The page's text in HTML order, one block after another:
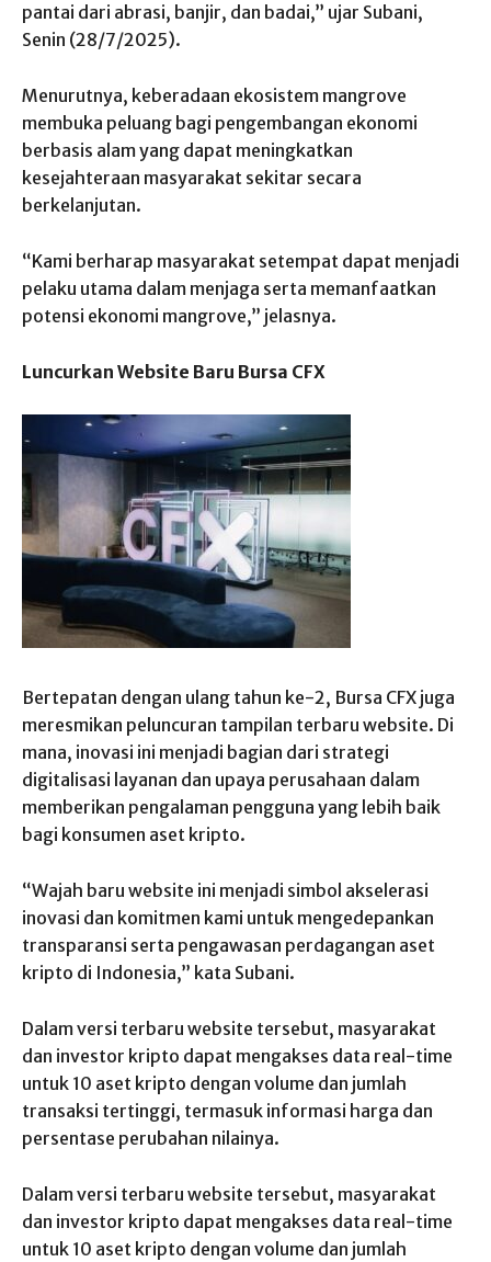
pantai dari abrasi, banjir, dan badai,” ujar Subani,
Senin (28/7/2025).
Menurutnya, keberadaan ekosistem mangrove
membuka peluang bagi pengembangan ekonomi
berbasis alam yang dapat meningkatkan
kesejahteraan masyarakat sekitar secara
berkelanjutan.
“Kami berharap masyarakat setempat dapat menjadi
pelaku utama dalam menjaga serta memanfaatkan
potensi ekonomi mangrove,” jelasnya.
Luncurkan Website Baru Bursa CFX
Bertepatan dengan ulang tahun ke-2, Bursa CFX juga
meresmikan peluncuran tampilan terbaru website. Di
mana, inovasi ini menjadi bagian dari strategi
digitalisasi layanan dan upaya perusahaan dalam
memberikan pengalaman pengguna yang lebih baik
bagi konsumen aset kripto.
“Wajah baru website ini menjadi simbol akselerasi
inovasi dan komitmen kami untuk mengedepankan
transparansi serta pengawasan perdagangan aset
kripto di Indonesia,” kata Subani.
Dalam versi terbaru website tersebut, masyarakat
dan investor kripto dapat mengakses data real-time
untuk 10 aset kripto dengan volume dan jumlah
transaksi tertinggi, termasuk informasi harga dan
persentase perubahan nilainya.
Dalam versi terbaru website tersebut, masyarakat
dan investor kripto dapat mengakses data real-time
untuk 10 aset kripto dengan volume dan jumlah